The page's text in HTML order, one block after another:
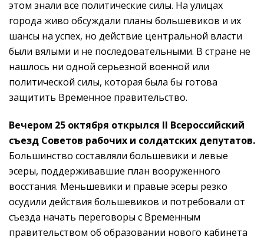
этом знали все политические силы. На улицах
города живо обсуждали планы большевиков и их
шансы на успех, но действие центральной власти
были вялыми и не последовательными. В стране не
нашлось ни одной серьезной военной или
политической силы, которая была бы готова
защитить Временное правительство.
Вечером 25 октября открылся II Всероссийский
съезд Советов рабочих и солдатских депутатов.
Большинство составляли большевики и левые
эсеры, поддерживавшие план вооруженного
восстания. Меньшевики и правые эсеры резко
осудили действия большевиков и потребовали от
съезда начать переговоры с Временным
правительством об образовании нового кабинета